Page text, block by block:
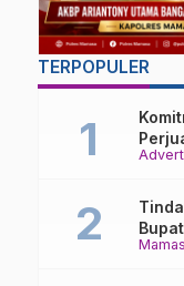
TERPOPULER
Dari
dan